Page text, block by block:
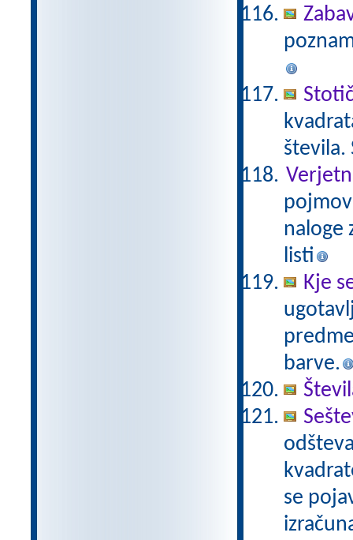
števila.
naloge
listi
Kje
barve.
se